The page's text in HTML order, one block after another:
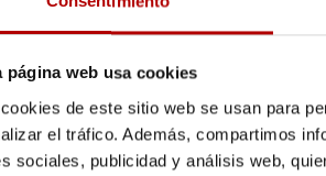
página web usa cookies
de este sitio web se usan para
el tráfico. Además, compartimos
sociales, publicidad y análisis web,
la reparación depiezas de plástico
ultrasonido
presión. A los puntos de contacto se le
Esta limitado solo a piezas de unión